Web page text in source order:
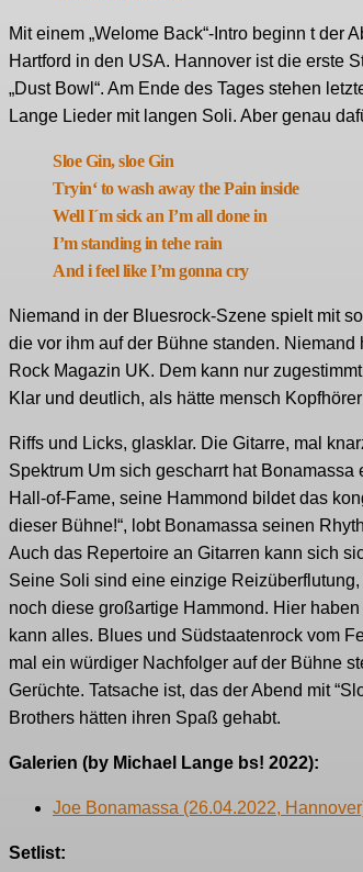
Mit einem „Welome Back“-Intro beginn t
Hartford in den USA. Hannover ist die erste
„Dust Bowl“. Am Ende des Tages stehen
Lange Lieder mit langen Soli. Aber genau
Sloe Gin, sloe Gin
Tryin‘ to wash away the Pain inside
Well I´m sick an I’m all done in
I’m standing in tehe rain
And i feel like I’m gonna cry
Niemand in der Bluesrock-Szene spielt mit
die vor ihm auf der Bühne standen.
Rock Magazin UK. Dem kann nur
Klar und deutlich, als hätte mensch
Riffs und Licks, glasklar. Die Gitarre, mal
Spektrum Um sich gescharrt hat
Hall-of-Fame, seine Hammond bildet das
dieser Bühne!“, lobt Bonamassa seinen
Auch das Repertoire an Gitarren kann sich
Seine Soli sind eine einzige
noch diese großartige Hammond. Hier
kann alles. Blues und Südstaatenrock vom
mal ein würdiger Nachfolger auf der Bühne
Gerüchte. Tatsache ist, das der Abend mit
Brothers hätten ihren Spaß gehabt.
Galerien (by Michael Lange bs! 2022):
Joe Bonamassa (26.04.2022,
Setlist: